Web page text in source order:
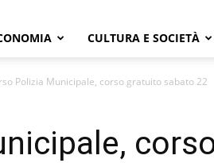
CULTURA E SOCIETÀ
Polizia Municipale, corso gratuito sabato 22